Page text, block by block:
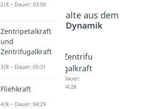
Beliebte Inhalte aus dem
Dynamik
Zentrip
etalkraf
Zentrifu
galkraft
Fliehkra
ft
Zentrifu
galkraft
Dauer:
04:28
2/8 – Dauer: 03:08
Zentripetalkraft
und
Zentrifugalkraft
3/8 – Dauer: 05:31
Fliehkraft
4/8 – Dauer: 04:29